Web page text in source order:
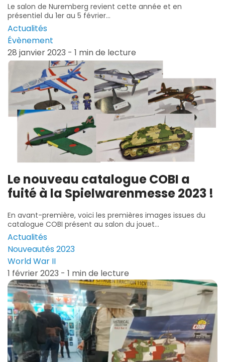
Le salon de Nuremberg revient cette année et en
présentiel du 1er au 5 février...
Actualités
Évènement
28 janvier 2023 - 1 min de lecture
Le nouveau catalogue COBI a
fuité à la Spielwarenmesse 2023 !
En avant-première, voici les premières images issues du
catalogue COBI présent au salon du jouet...
Actualités
Nouveautés 2023
World War II
1 février 2023 - 1 min de lecture